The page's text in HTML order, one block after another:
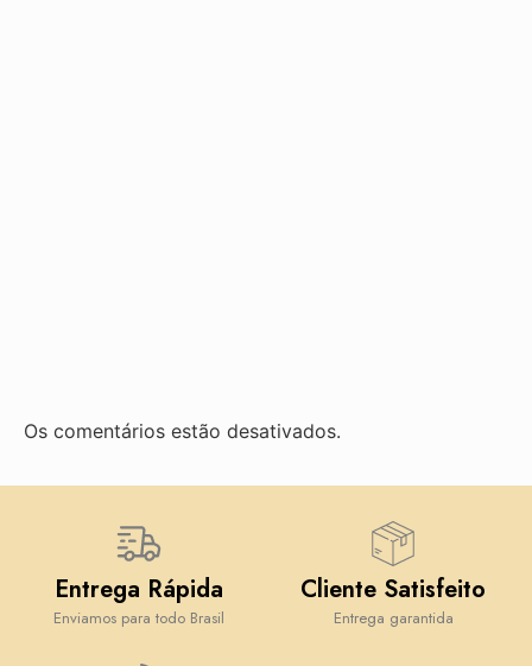
Os comentários estão desativados.
Entrega Rápida
Enviamos para todo Brasil
Cliente Satisfeito
Entrega garantida